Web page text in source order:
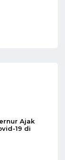
Ajak
19 di